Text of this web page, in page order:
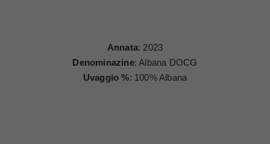
Annata: 2023
Denominazine: Albana DOCG
Uvaggio %: 100% Albana